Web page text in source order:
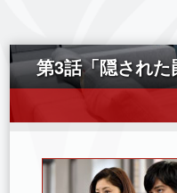
第3話「隠された